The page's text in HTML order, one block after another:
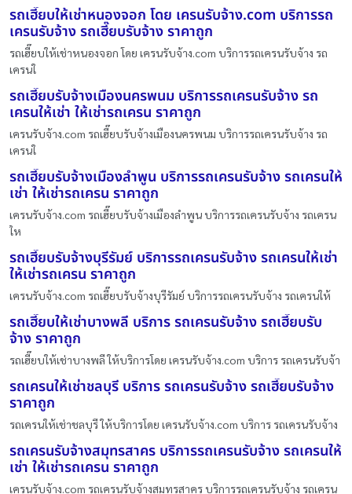
รถเฮี๊ยบให้เช่าหนองจอก โดย เครนรับจ้าง.com บริการรถ
เครนรับจ้าง รถเฮี๊ยบรับจ้าง ราคาถูก
รถเฮี๊ยบให้เช่าหนองจอก โดย เครนรับจ้าง.com บริการรถเครนรับจ้าง รถ
เครนใ
รถเฮี๊ยบรับจ้างเมืองนครพนม บริการรถเครนรับจ้าง รถ
เครนให้เช่า ให้เช่ารถเครน ราคาถูก
เครนรับจ้าง.com รถเฮี๊ยบรับจ้างเมืองนครพนม บริการรถเครนรับจ้าง รถ
เครนใ
รถเฮี๊ยบรับจ้างเมืองลำพูน บริการรถเครนรับจ้าง รถเครนให้
เช่า ให้เช่ารถเครน ราคาถูก
เครนรับจ้าง.com รถเฮี๊ยบรับจ้างเมืองลำพูน บริการรถเครนรับจ้าง รถเครน
ให
รถเฮี๊ยบรับจ้างบุรีรัมย์ บริการรถเครนรับจ้าง รถเครนให้เช่า
ให้เช่ารถเครน ราคาถูก
เครนรับจ้าง.com รถเฮี๊ยบรับจ้างบุรีรัมย์ บริการรถเครนรับจ้าง รถเครนให้
รถเฮี๊ยบให้เช่าบางพลี บริการ รถเครนรับจ้าง รถเฮี๊ยบรับ
จ้าง ราคาถูก
รถเฮี๊ยบให้เช่าบางพลี ให้บริการโดย เครนรับจ้าง.com บริการ รถเครนรับจ้า
รถเครนให้เช่าชลบุรี บริการ รถเครนรับจ้าง รถเฮี๊ยบรับจ้าง
ราคาถูก
รถเครนให้เช่าชลบุรี ให้บริการโดย เครนรับจ้าง.com บริการ รถเครนรับจ้าง
รถเครนรับจ้างสมุทรสาคร บริการรถเครนรับจ้าง รถเครนให้
เช่า ให้เช่ารถเครน ราคาถูก
เครนรับจ้าง.com รถเครนรับจ้างสมุทรสาคร บริการรถเครนรับจ้าง รถเครน